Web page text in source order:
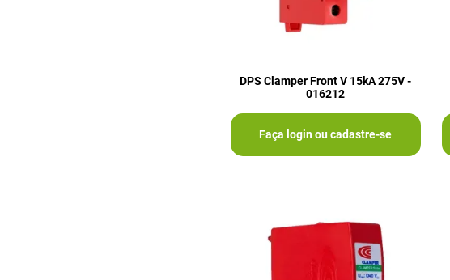
DPS Clamper Front V 15kA 275V -
016212
Faça login ou cadastre-se